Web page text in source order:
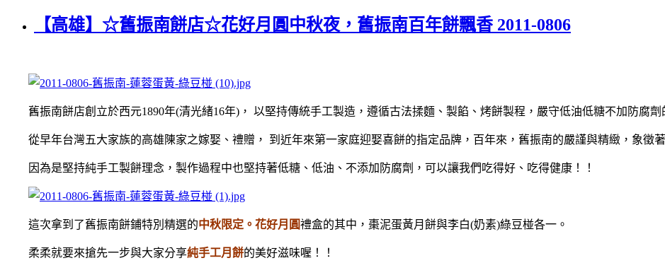
【高雄】☆舊振南餅店☆花好月圓中秋夜，舊振南百年餅飄香 2011-0806
舊振南餅店創立於西元1890年(清光緒16年)， 以堅持傳統手工製造，遵循古法揉麵、製餡、烤餅製程，嚴守低油低糖不加防腐劑
從早年台灣五大家族的高雄陳家之嫁娶、禮贈， 到近年來第一家庭迎娶喜餅的指定品牌，百年來，舊振南的嚴謹與精緻，象徵
因為是堅持純手工製餅理念，製作過程中也堅持著低糖、低油、不添加防腐劑，可以讓我們吃得好、吃得健康！！
這次拿到了舊振南餅鋪特別精選的中秋限定。花好月圓禮盒的其中，棗泥蛋黃月餅與李白(奶素)綠豆椪各一。
柔柔就要來搶先一步與大家分享純手工月餅的美好滋味喔！！